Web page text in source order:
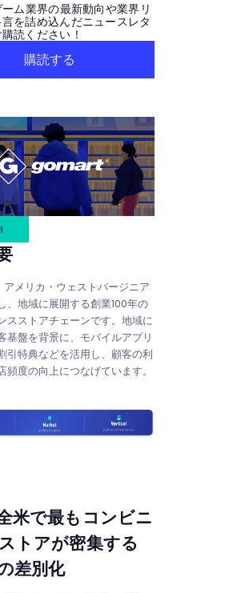
ム業界の最新動向や業界リ
を詰め込んだニュースレタ
読ください！
購読する
メリカ・ウェストバージニア
、地域に展開する創業100年の
スストアチェーンです。地域に
基盤を背景に、モバイルアプリ
引特典などを活用し、顧客の利
頻度の向上につなげています。
米で最もコンビニ
トアが密集する
差別化